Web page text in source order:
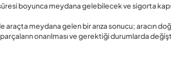
boyunca meydana gelebilecek ve sigorta
meydana gelen bir arıza sonucu; aracın
onarılması ve gerektiği durumlarda